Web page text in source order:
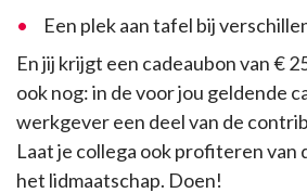
Een plek aan tafel bij
En jij krijgt een cadeaubon van €
ook nog: in de voor jou geldende
werkgever een deel van de
Laat je collega ook profiteren van
het lidmaatschap. Doen!